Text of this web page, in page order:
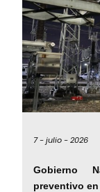
7 -julio -2026
Gobierno
preventivo